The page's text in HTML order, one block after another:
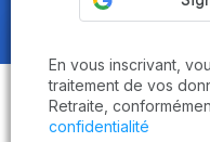
Obtenez le
critères
En vous inscrivant,
traitement de vos
Retraite,
confidentialité